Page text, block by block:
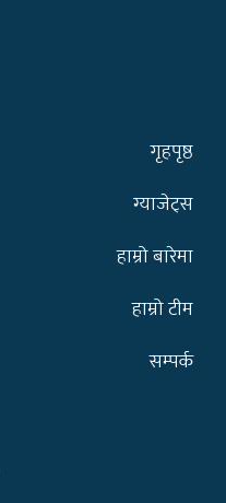
गृहपृष्ठ
ग्याजेट्स
हाम्रो बारेमा
हाम्रो टीम
सम्पर्क